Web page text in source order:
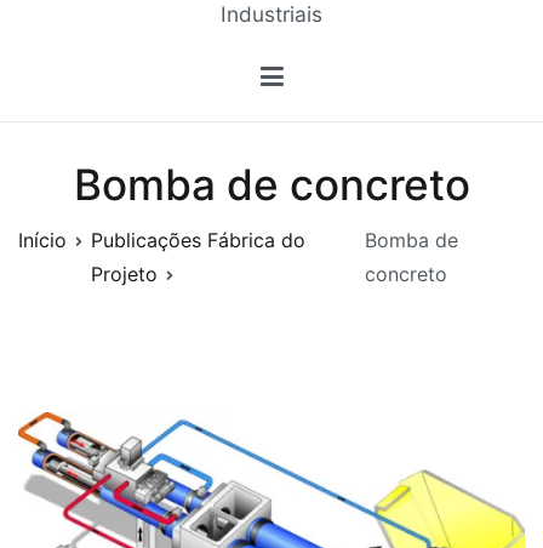
Industriais
Bomba de concreto
Início
Publicações Fábrica do
Projeto
Bomba de
concreto